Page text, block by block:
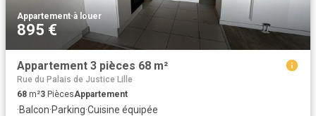
Appartement·à louer
895 €
Appartement 3 pièces 68 m²
Rue du Palais de Justice Lille
68 m²3 PiècesAppartement
·Balcon·Parking·Cuisine équipée